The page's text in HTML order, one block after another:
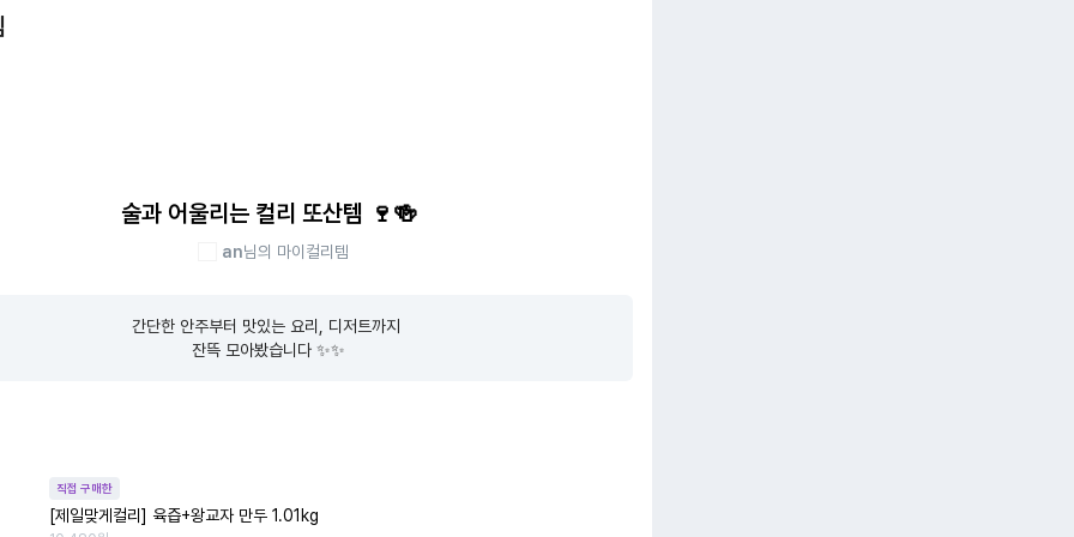
술과 어울리는 컬리 또산템 🍷🍻
an님의 마이컬리템
간단한 안주부터 맛있는 요리, 디저트까지
잔뜩 모아봤습니다 ✨✨
직접 구매한
[제일맞게컬리] 육즙+왕교자 만두 1.01kg